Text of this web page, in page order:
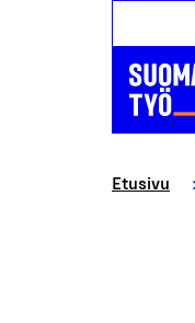
Etusivu